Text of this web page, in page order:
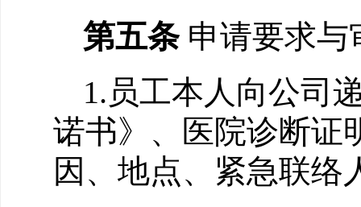
第五条 申请要求与
1.员工本人向公司
诺书》 、
医院诊断证
因、地点、紧急联络